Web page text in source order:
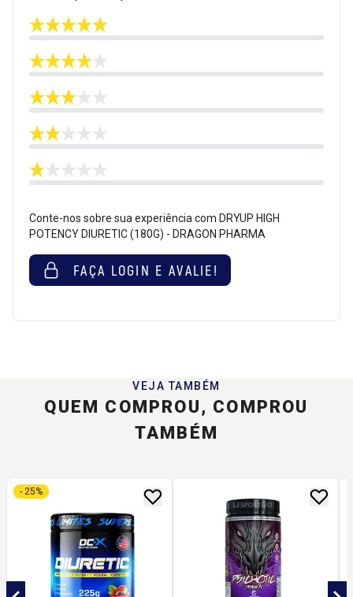
Conte-nos sobre sua experiência com DRYUP HIGH
POTENCY DIURETIC (180G) - DRAGON PHARMA
FAÇA LOGIN E AVALIE!
VEJA TAMBÉM
QUEM COMPROU, COMPROU
TAMBÉM
- 25%